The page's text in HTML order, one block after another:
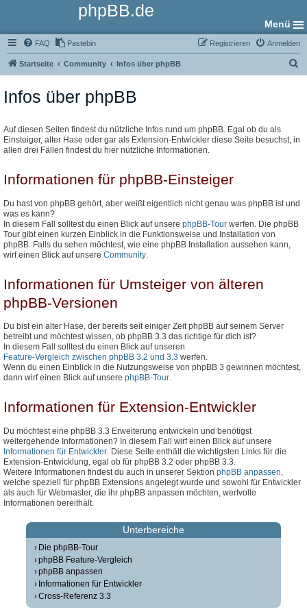
phpBB.de
Menü
FAQ Pastebin Anmelden
Registrieren
Startseite Community Infos über phpBB
Infos über phpBB
Auf diesen Seiten findest du nützliche Infos rund um phpBB. Egal ob du als
Einsteiger, alter Hase oder gar als Extension-Entwickler diese Seite besuchst, in
allen drei Fällen findest du hier nützliche Informationen.
Informationen für phpBB-Einsteiger
Du hast von phpBB gehört, aber weißt eigentlich nicht genau was phpBB ist und
was es kann?
In diesem Fall solltest du einen Blick auf unsere phpBB-Tour werfen. Die phpBB
Tour gibt einen kurzen Einblick in die Funktionsweise und Installation von
phpBB. Falls du sehen möchtest, wie eine phpBB Installation aussehen kann,
wirf einen Blick auf unsere Community
Informationen für Umsteiger von älteren
phpBB-Versionen
Du bist ein alter Hase, der bereits seit einiger Zeit phpBB auf seinem Server
betreibt und möchtest wissen, ob phpBB 3.3 das richtige für dich ist?
In diesem Fall solltest du einen Blick auf unseren
Feature-Vergleich zwischen phpBB 3.2 und 3.3 werfen.
Wenn du einen Einblick in die Nutzungsweise von phpBB 3 gewinnen möchtest,
dann wirf einen Blick auf unsere phpBB-Tour.
Informationen für Extension-Entwickler
Du möchtest eine phpBB 3.3 Erweiterung entwickeln und benötigst
weitergehende Informationen? In diesem Fall wirf einen Blick auf unsere
Informationen für Entwickler . Diese Seite enthält die wichtigsten Links für die
Extension-Entwicklung, egal ob für phpBB 3.2 oder phpBB 3.3.
Weitere Informationen findest du auch in unserer Sektion phpBB anpassen
welche speziell für phpBB Extensions angelegt wurde und sowohl für Entwickler
als auch für Webmaster, die ihr phpBB anpassen möchten, wertvolle
Informationen bereithält.
Unterbereiche
Die phpBB-Tour
phpBB Feature-Vergleich
phpBB anpassen
Informationen für Entwickler
Cross-Referenz 3.3